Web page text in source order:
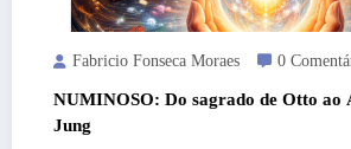
Fabricio Fonseca Moraes 0
NUMINOSO: Do sagrado de Otto ao
Jung